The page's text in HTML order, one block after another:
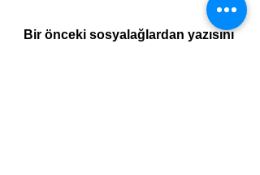
Bir önceki sosyalağlardan yazısını